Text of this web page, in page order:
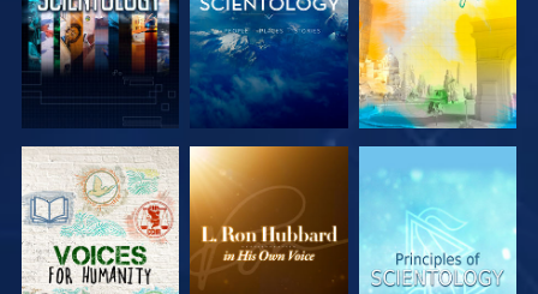
VERKEN DE
SERIE
VERKEN DE
SERIE
VERKEN DE
SERIE